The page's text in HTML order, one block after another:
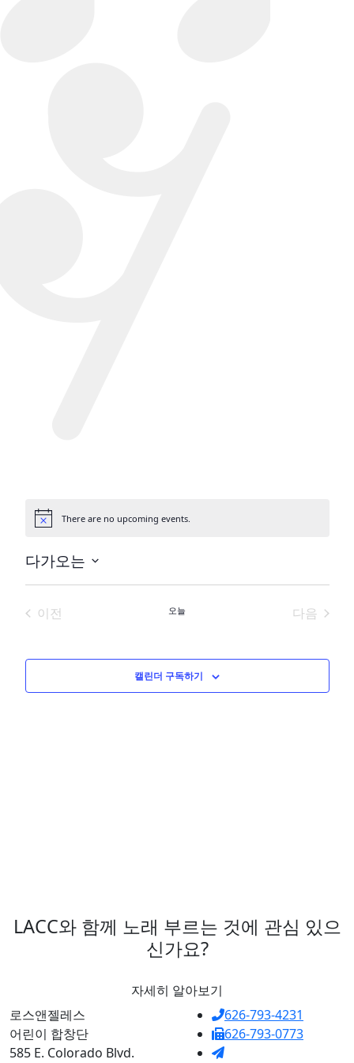
공
항
There are no upcoming events.
다가오는
날
를
택
세
이전
오늘
다음
캘린더 구독하기
LACC와 함께 노래 부르는 것에 관심 있으
신가요?
자세히 알아보기
로스앤젤레스
어린이 합창단
585 E. Colorado Blvd.
626-793-4231
626-793-0773